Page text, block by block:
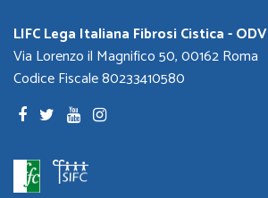
LIFC Lega Italiana Fibrosi Cistica - ODV
Via Lorenzo il Magnifico 50, 00162 Roma
Codice Fiscale 80233410580